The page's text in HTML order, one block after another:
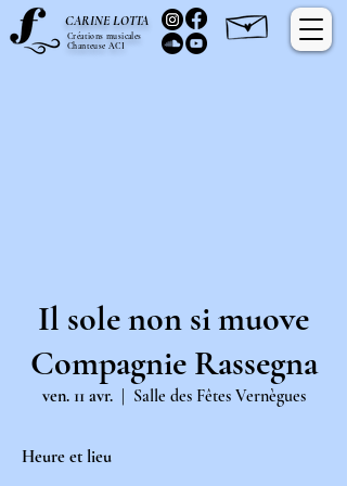
CARINE LOTTA
Chanteuse ACI
Créations musicales
Il sole non si muove
Compagnie Rassegna
ven. 11 avr.
  |
Salle des Fêtes Vernègues
Heure et lieu